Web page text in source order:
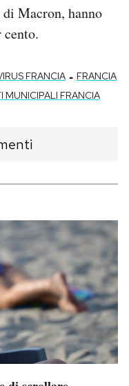
Macron, hanno
FRANCIA - FRANCIA
MUNICIPALI FRANCIA